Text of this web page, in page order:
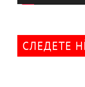
СЛЕДЕТЕ